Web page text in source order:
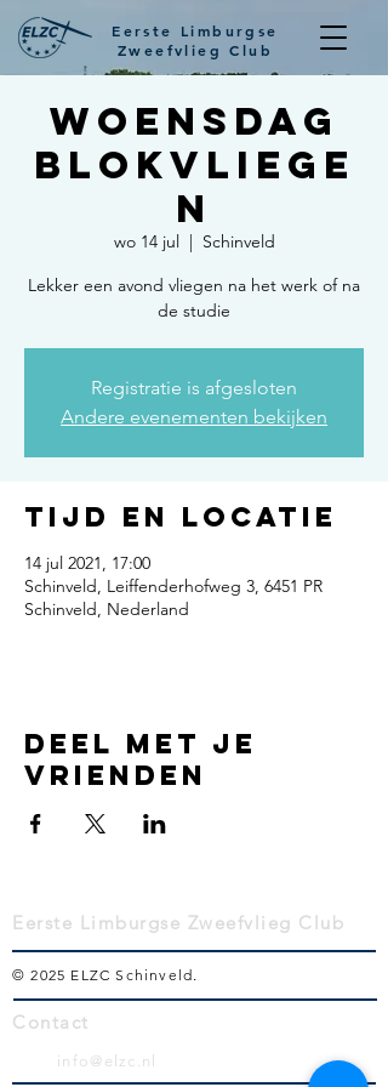
Eerste Limburgse
Zweefvlieg Club
Woensdag
Blokvliege
n
wo 14 jul
  |
Schinveld
Lekker een avond vliegen na het werk of na
de studie
Registratie is afgesloten
Andere evenementen bekijken
Tijd en locatie
14 jul 2021, 17:00
Schinveld, Leiffenderhofweg 3, 6451 PR
Schinveld, Nederland
Deel met je
vrienden
Eerste Limburgse Zweefvlieg Club
© 2025 ELZC Schinveld.
Contact
info@elzc.nl